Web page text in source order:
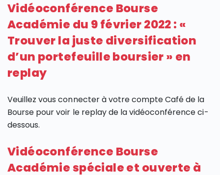
Vidéoconférence Bourse
Académie du 9 février 2022 : «
Trouver la juste diversification
d’un portefeuille boursier » en
replay
Veuillez vous connecter à votre compte Café de la
Bourse pour voir le replay de la vidéoconférence ci-
dessous.
Vidéoconférence Bourse
Académie spéciale et ouverte à